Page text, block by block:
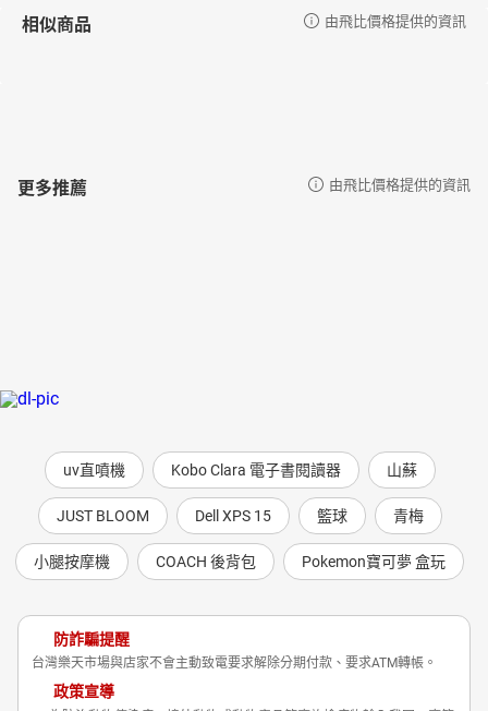
相似商品 由飛比價格提供的資訊
更多推薦 由飛比價格提供的資訊
uv直噴機 Kobo Clara 電子書閱讀器 山蘇
JUST BLOOM Dell XPS 15 籃球 青梅
小腿按摩機 COACH 後背包 Pokemon寶可夢 盒玩
防詐騙提醒
台灣樂天市場與店家不會主動致電要求解除分期付款、要求ATM轉帳。
政策宣導